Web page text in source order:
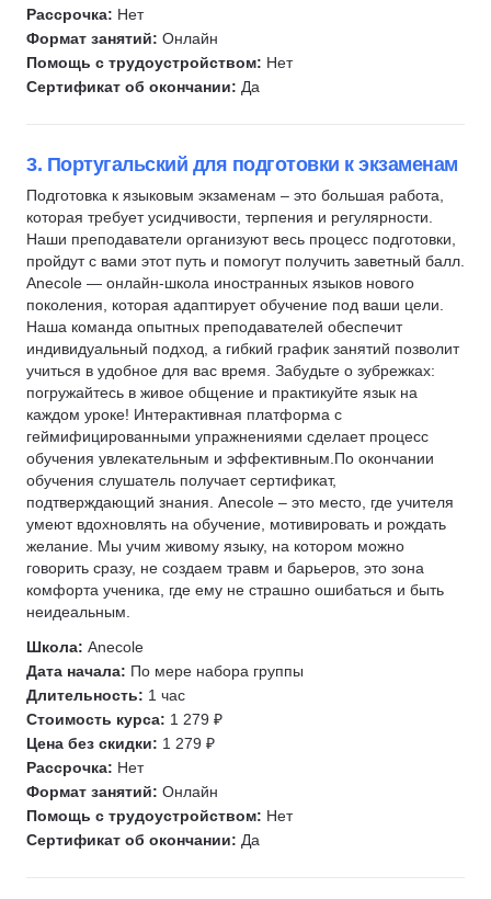
Рассрочка: Нет
Формат занятий: Онлайн
Помощь с трудоустройством: Нет
Сертификат об окончании: Да
3. Португальский для подготовки к экзаменам
Подготовка к языковым экзаменам – это большая работа,
которая требует усидчивости, терпения и регулярности.
Наши преподаватели организуют весь процесс подготовки,
пройдут с вами этот путь и помогут получить заветный балл.
Anecole — онлайн-школа иностранных языков нового
поколения, которая адаптирует обучение под ваши цели.
Наша команда опытных преподавателей обеспечит
индивидуальный подход, а гибкий график занятий позволит
учиться в удобное для вас время. Забудьте о зубрежках:
погружайтесь в живое общение и практикуйте язык на
каждом уроке! Интерактивная платформа с
геймифицированными упражнениями сделает процесс
обучения увлекательным и эффективным.По окончании
обучения слушатель получает сертификат,
подтверждающий знания. Anecole – это место, где учителя
умеют вдохновлять на обучение, мотивировать и рождать
желание. Мы учим живому языку, на котором можно
говорить сразу, не создаем травм и барьеров, это зона
комфорта ученика, где ему не страшно ошибаться и быть
неидеальным.
Школа: Anecole
Дата начала: По мере набора группы
Длительность: 1 час
Стоимость курса: 1 279 ₽
Цена без скидки: 1 279 ₽
Рассрочка: Нет
Формат занятий: Онлайн
Помощь с трудоустройством: Нет
Сертификат об окончании: Да